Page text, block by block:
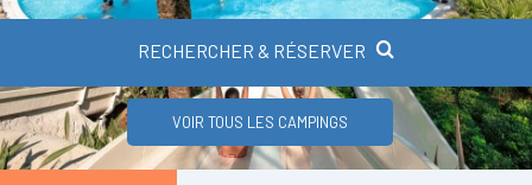
RECHERCHER & RÉSERVER
VOIR TOUS LES CAMPINGS